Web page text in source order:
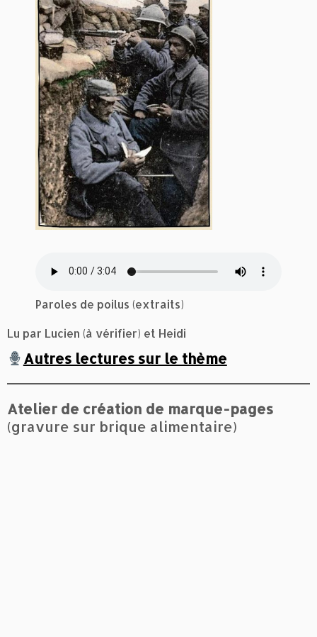
Paroles de poilus (extraits)
Lu par Lucien (à vérifier) et Heidi
Autres lectures sur le thème
Atelier de création de marque-pages
(gravure sur brique alimentaire)